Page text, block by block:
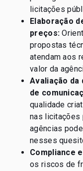
licitações
Elaboração
preços:
propostas
atendam aos
valor da
Avaliação da
de
qualidade
nas licitações
agências
nesses
Compliance
os riscos de